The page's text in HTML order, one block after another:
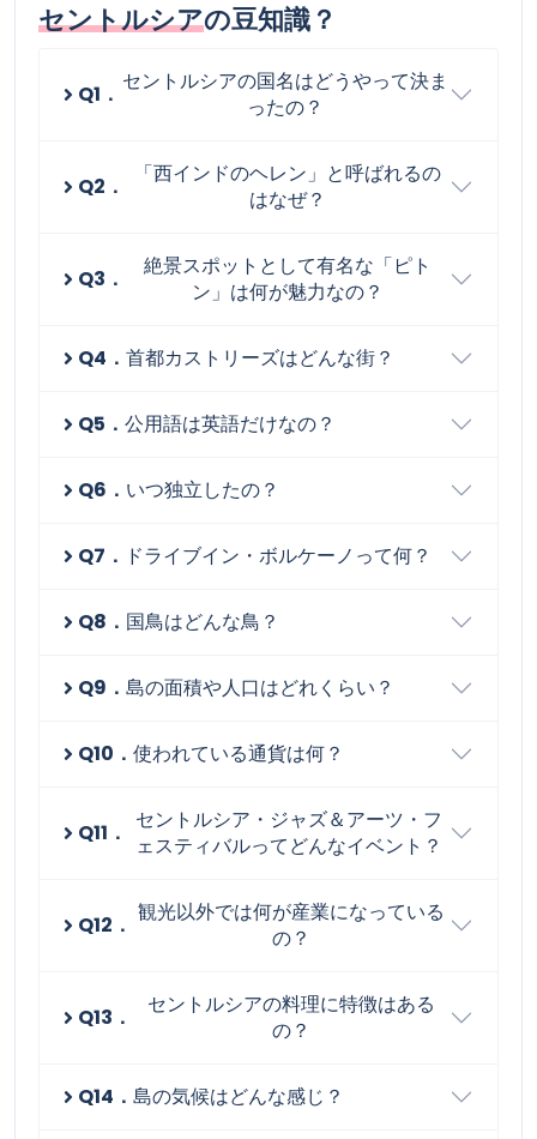
セントルシアの豆知識？
Q1． セントルシアの国名はどうやって決ま
ったの？
Q2．
「西インドのヘレン」と呼ばれるの
はなぜ？
Q3．
絶景スポットとして有名な「ピト
ン」は何が魅力なの？
Q4．首都カストリーズはどんな街？
Q5．公用語は英語だけなの？
Q6． いつ独立したの？
Q7． ドライブイン・ボルケーノって何？
Q8． 国鳥はどんな鳥？
Q9．島の面積や人口はどれくらい？
Q10．使われている通貨は何？
Q11．
セントルシア・ジャズ＆アーツ・フ
ェスティバルってどんなイベント？
Q12． 観光以外では何が産業になっている
の？
Q13．
セントルシアの料理に特徴はある
の？
Q14．島の気候はどんな感じ？